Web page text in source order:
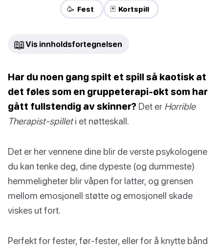
🥳 Fest 🃏 Kortspill
📖 Vis innholdsfortegnelsen
Har du noen gang spilt et spill så kaotisk at
det føles som en gruppeterapi-økt som har
gått fullstendig av skinner? Det er Horrible
Therapist-spilleti et nøtteskall.
Det er her vennene dine blir de verste psykologene
du kan tenke deg, dine dypeste (og dummeste)
hemmeligheter blir våpen for latter, og grensen
mellom emosjonell støtte og emosjonell skade
viskes ut fort.
Perfekt for fester, før-fester, eller for å knytte bånd